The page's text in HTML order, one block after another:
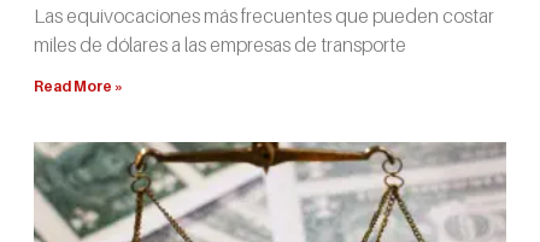
Las equivocaciones más frecuentes que pueden costar
miles de dólares a las empresas de transporte
Read More »